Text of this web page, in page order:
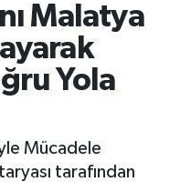
Malatya
Yola
Mücadele
tarafından
Fikstür